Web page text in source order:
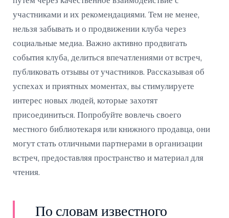
участниками и их рекомендациями. Тем не менее,
нельзя забывать и о продвижении клуба через
социальные медиа. Важно активно продвигать
события клуба, делиться впечатлениями от встреч,
публиковать отзывы от участников. Рассказывая об
успехах и приятных моментах, вы стимулируете
интерес новых людей, которые захотят
присоединиться. Попробуйте вовлечь своего
местного библиотекаря или книжного продавца, они
могут стать отличными партнерами в организации
встреч, предоставляя пространство и материал для
чтения.
По словам известного